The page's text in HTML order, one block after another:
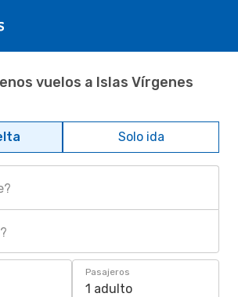
vuelos a Islas Vírgenes
Solo ida
Pasajeros
1 adulto